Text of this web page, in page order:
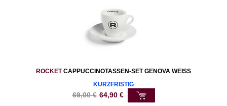
ROCKETCAPPUCCINOTASSEN-SET GENOVA WEISS
KURZFRISTIG
69,00€ 64,90€